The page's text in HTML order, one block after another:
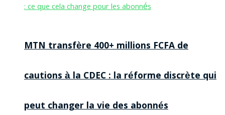
MTN transfère 400+ millions FCFA de
cautions à la CDEC : la réforme discrète qui
peut changer la vie des abonnés